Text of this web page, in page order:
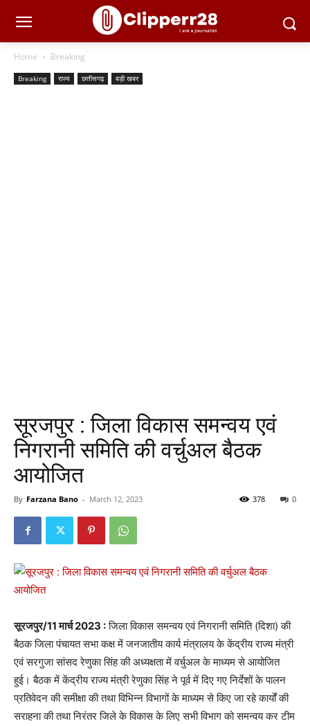
Home Breaking
Breaking राज्य छत्तीसगढ़ बड़ी खबर
सूरजपुर : जिला विकास समन्वय एवं
निगरानी समिति की वर्चुअल बैठक
आयोजित
By Farzana Bano - March 12, 2023 0
378
सूरजपुर/11 मार्च 2023 :जिला विकास समन्वय एवं निगरानी समिति (दिशा) की
बैठक जिला पंचायत सभा कक्ष में जनजातीय कार्य मंत्रालय के केंद्रीय राज्य मंत्री
एवं सरगुजा सांसद रेणुका सिंह की अध्यक्षता में वर्चुअल के माध्यम से आयोजित
हुई। बैठक में केंद्रीय राज्य मंत्री रेणुका सिंह ने पूर्व में दिए गए निर्देशों के पालन
प्रतिवेदन की समीक्षा की तथा विभिन्न विभागों के माध्यम से किए जा रहे कार्यों की
सराहना की तथा निरंतर जिले के विकास के लिए सभी विभाग को समन्वय कर टीम